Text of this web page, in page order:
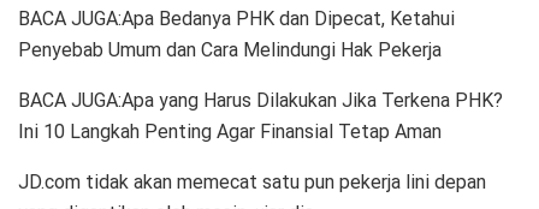
BACA JUGA:Apa Bedanya PHK dan Dipecat, Ketahui
Penyebab Umum dan Cara Melindungi Hak Pekerja
BACA JUGA:Apa yang Harus Dilakukan Jika Terkena PHK?
Ini 10 Langkah Penting Agar Finansial Tetap Aman
JD.com tidak akan memecat satu pun pekerja lini depan